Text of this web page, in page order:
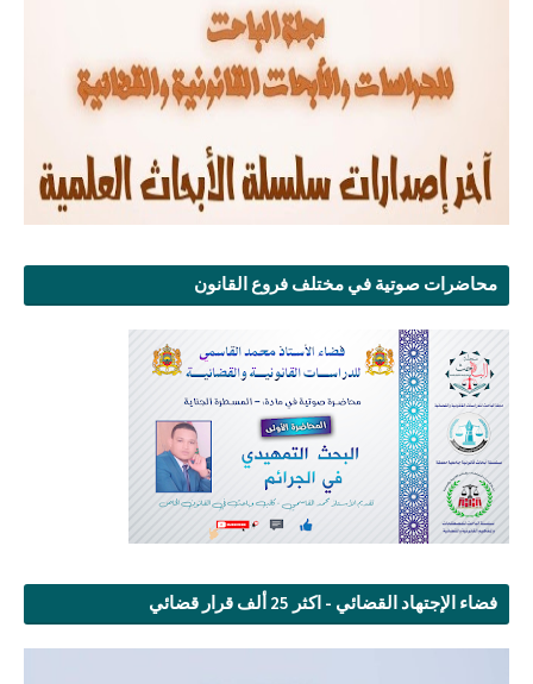
محاضرات صوتية في مختلف فروع القانون
فضاء الإجتهاد القضائي - اكثر 25 ألف قرار قضائي